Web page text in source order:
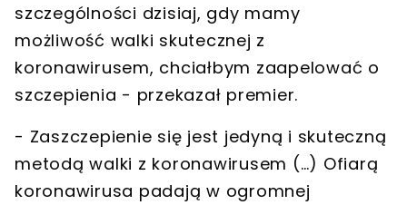
szczególności dzisiaj, gdy mamy
możliwość walki skutecznej z
koronawirusem, chciałbym zaapelować o
szczepienia - przekazał premier.
- Zaszczepienie się jest jedyną i skuteczną
metodą walki z koronawirusem (…) Ofiarą
koronawirusa padają w ogromnej